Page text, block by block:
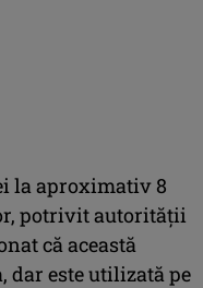
la aproximativ 8
potrivit autorităţii
că această
dar este utilizată pe